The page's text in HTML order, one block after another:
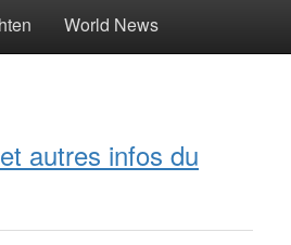
World News
autres infos du